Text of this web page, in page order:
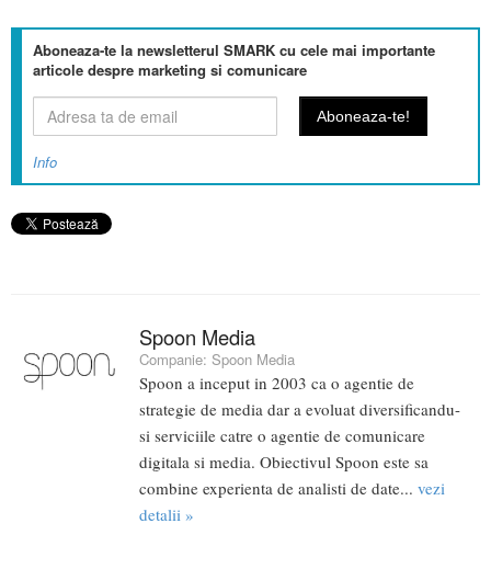
Aboneaza-te la newsletterul SMARK cu cele mai importante
articole despre marketing si comunicare
Info
Spoon Media
Companie: Spoon Media
Spoon a inceput in 2003 ca o agentie de
strategie de media dar a evoluat diversificandu-
si serviciile catre o agentie de comunicare
digitala si media. Obiectivul Spoon este sa
combine experienta de analisti de date... vezi
detalii »